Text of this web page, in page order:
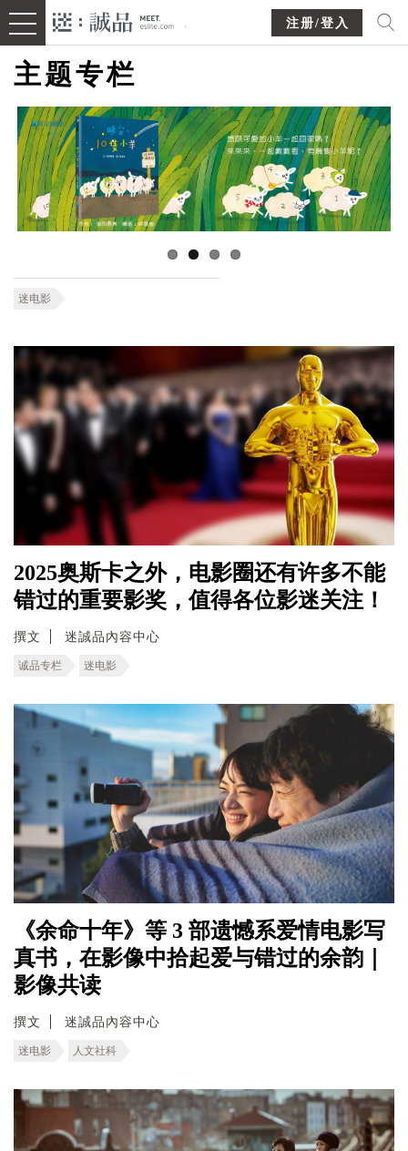
注册/登入
主题专栏
迷电影
2025奥斯卡之外，电影圈还有许多不能
错过的重要影奖，值得各位影迷关注！
撰文 迷誠品內容中心
诚品专栏 迷电影
《余命十年》等 3 部遗憾系爱情电影写
真书，在影像中拾起爱与错过的余韵｜
影像共读
撰文 迷誠品內容中心
迷电影 人文社科